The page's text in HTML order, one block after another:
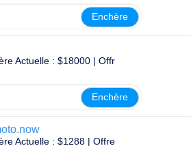
Enchère
Actuelle : $18000 | Offr
Enchère
Actuelle : $1288 | Offre